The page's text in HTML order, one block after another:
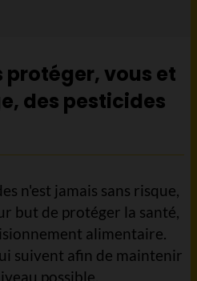
vous et
des pesticides
n'est jamais sans risque,
but de protéger la santé,
alimentaire.
suivent afin de maintenir
possible.